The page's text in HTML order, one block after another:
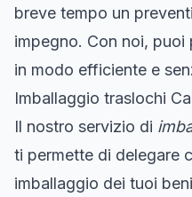
breve tempo un
impegno. Con noi,
in modo efficiente e
Imballaggio traslochi
Il nostro servizio di
ti permette di delegare
imballaggio dei tuoi